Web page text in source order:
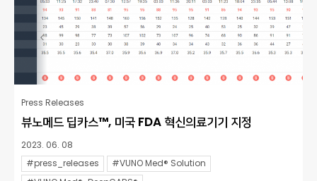
Press Releases
뷰노메드 딥카스™, 미국 FDA 혁신의료기기 지정
2023. 06. 08
#press_releases
#VUNO Med® Solution